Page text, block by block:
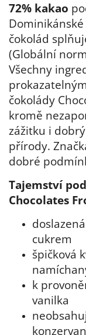
72% kakao
čokolád
(Globální
Všechny
čokolády
kromě
zážitku i
přírody.
dobré
Tajemství
Chocolates
cukrem
špičková
k
vanilka